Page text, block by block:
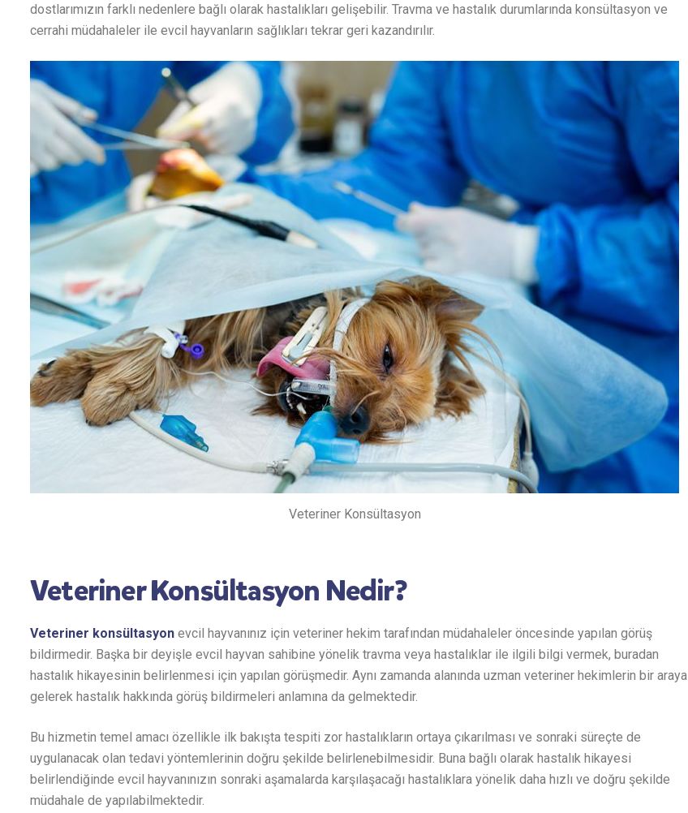
dostlarımızın farklı nedenlere bağlı olarak hastalıkları gelişebilir. Travma ve hastalık durumlarında konsültasyon ve
cerrahi müdahaleler ile evcil hayvanların sağlıkları tekrar geri kazandırılır.
Veteriner Konsültasyon
Veteriner Konsültasyon Nedir?
Veteriner konsültasyon evcil hayvanınız için veteriner hekim tarafından müdahaleler öncesinde yapılan görüş
bildirmedir. Başka bir deyişle evcil hayvan sahibine yönelik travma veya hastalıklar ile ilgili bilgi vermek, buradan
hastalık hikayesinin belirlenmesi için yapılan görüşmedir. Aynı zamanda alanında uzman veteriner hekimlerin bir araya
gelerek hastalık hakkında görüş bildirmeleri anlamına da gelmektedir.
Bu hizmetin temel amacı özellikle ilk bakışta tespiti zor hastalıkların ortaya çıkarılması ve sonraki süreçte de
uygulanacak olan tedavi yöntemlerinin doğru şekilde belirlenebilmesidir. Buna bağlı olarak hastalık hikayesi
belirlendiğinde evcil hayvanınızın sonraki aşamalarda karşılaşacağı hastalıklara yönelik daha hızlı ve doğru şekilde
müdahale de yapılabilmektedir.